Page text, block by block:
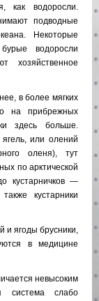
как водоросли.
подводные
Некоторые
водоросли
хозяйственное
в более мягких
на прибрежных
здесь больше.
или олений
оленя), тут
по арктической
кустарничков —
кустарники
и ягоды брусники,
в медицине
невысоким
система слабо